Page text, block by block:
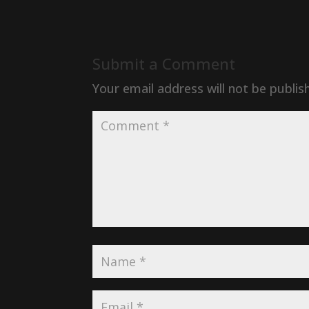
Submit a Comment
Your email address will not be